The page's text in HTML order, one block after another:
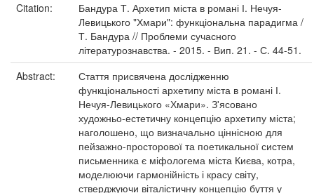
Citation:
Бандура Т. Архетип міста в романі І. Нечуя-
Левицького "Хмари": функціональна парадигма /
Т. Бандура // Проблеми сучасного
літературознавства. - 2015. - Вип. 21. - С. 44-51.
Abstract:
Стаття присвячена дослідженню
функціональності архетипу міста в романі І.
Нечуя-Левицького «Хмари». З'ясовано
художньо-естетичну концепцію архетипу міста;
наголошено, що визначально ціннісною для
пейзажно-просторової та поетикальної систем
письменника є міфологема міста Києва, котра,
моделюючи гармонійність і красу світу,
стверджуючи віталістичну концепцію буття у